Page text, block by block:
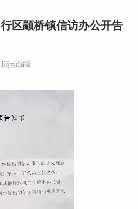
区颛桥镇信访办公开告
运动编辑